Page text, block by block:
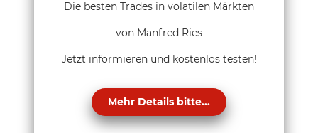
Die besten Trades in volatilen Märkten
von Manfred Ries
Jetzt informieren und kostenlos testen!
Mehr Details bitte...